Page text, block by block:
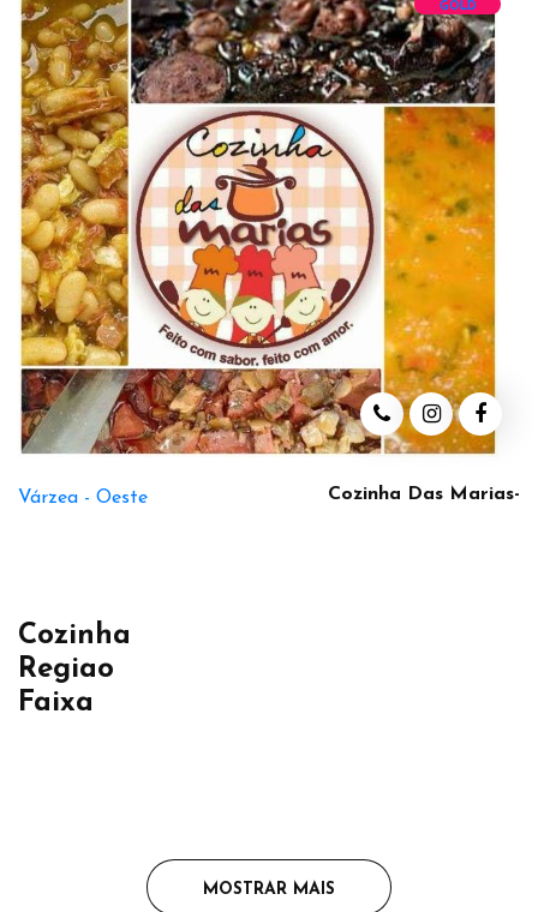
Cozinha
Regiao
Faixa
GOLD
Cozinha Das Marias-
Várzea - Oeste
MOSTRAR MAIS